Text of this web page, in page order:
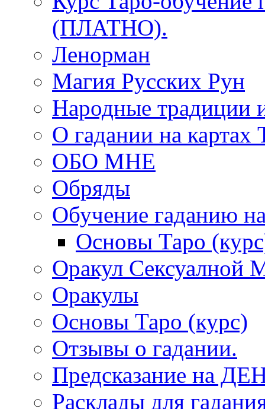
(ПЛАТНО).
Ленорман
Магия Русских Рун
Народные традиции
О гадании на картах
ОБО МНЕ
Обряды
Обучение гаданию
Основы Таро
Оракул Сексуалной
Оракулы
Основы Таро (курс)
Отзывы о гадании.
Предсказание на
Расклады для